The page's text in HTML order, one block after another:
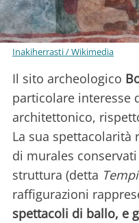
Inakiherrasti / Wikimedia
Il sito archeologico
particolare interesse
architettonico,
La sua spettacolarità
di murales
struttura (detta
raffigurazioni
spettacoli di ballo, e